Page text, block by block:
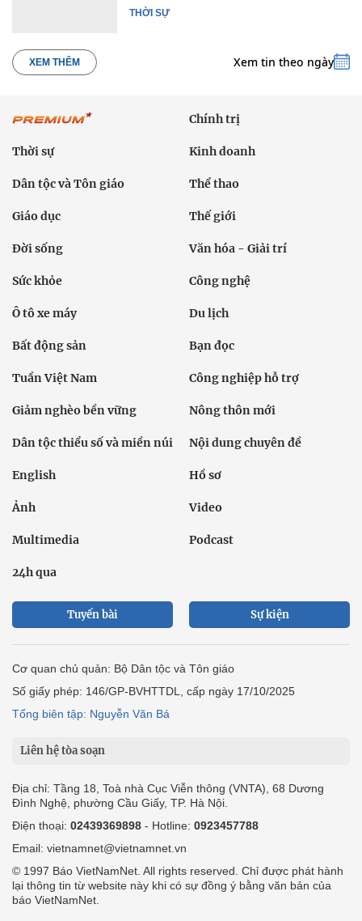
THỜI SỰ
XEM THÊM Xem tin theo ngày
Chính trị
Thời sự Kinh doanh
Dân tộc và Tôn giáo Thể thao
Giáo dục Thế giới
Đời sống Văn hóa - Giải trí
Sức khỏe Công nghệ
Ô tô xe máy Du lịch
Bất động sản Bạn đọc
Tuần Việt Nam Công nghiệp hỗ trợ
Giảm nghèo bền vững Nông thôn mới
Dân tộc thiểu số và miền núi Nội dung chuyên đề
English Hồ sơ
Ảnh Video
Multimedia Podcast
24h qua
Tuyến bài Sự kiện
Cơ quan chủ quản: Bộ Dân tộc và Tôn giáo
Số giấy phép: 146/GP-BVHTTDL, cấp ngày 17/10/2025
Tổng biên tập: Nguyễn Văn Bá
Liên hệ tòa soạn
Địa chỉ: Tầng 18, Toà nhà Cục Viễn thông (VNTA), 68 Dương
Đình Nghệ, phường Cầu Giấy, TP. Hà Nội.
Điện thoại: 02439369898 - Hotline: 0923457788
Email: vietnamnet@vietnamnet.vn
© 1997 Báo VietNamNet. All rights reserved. Chỉ được phát hành
lại thông tin từ website này khi có sự đồng ý bằng văn bản của
báo VietNamNet.